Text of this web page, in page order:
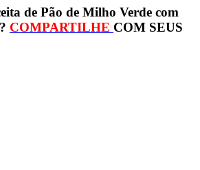
de Pão de Milho Verde com
COMPARTILHE COM SEUS